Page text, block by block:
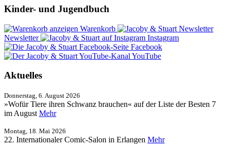
Kinder- und Jugendbuch
Warenkorb
Newsletter
Instagram
Facebook
YouTube
Aktuelles
Donnerstag, 6. August 2026
»Wofür Tiere ihren Schwanz brauchen« auf der Liste der Besten 7
im August Mehr
Montag, 18. Mai 2026
22. Internationaler Comic-Salon in Erlangen Mehr